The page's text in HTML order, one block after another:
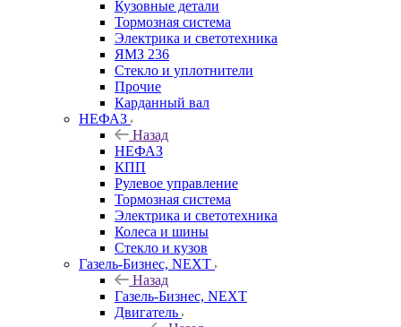
Кузовные детали
Тормозная система
Электрика и светотехника
ЯМЗ 236
Стекло и уплотнители
Прочие
Карданный вал
НЕФАЗ
Назад
НЕФАЗ
КПП
Рулевое управление
Тормозная система
Электрика и светотехника
Колеса и шины
Стекло и кузов
Газель-Бизнес, NEXT
Назад
Газель-Бизнес, NEXT
Двигатель